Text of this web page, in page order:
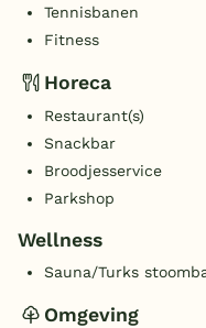
Tennisbanen
Fitness
Horeca
Restaurant(s)
Snackbar
Broodjesservice
Parkshop
Wellness
Sauna/Turks
Omgeving